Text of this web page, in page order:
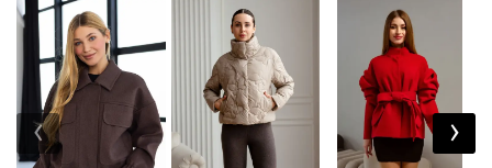
‹ ›